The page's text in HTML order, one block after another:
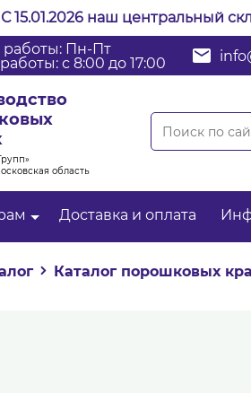
С 15.01.2026 наш центральный
работы: Пн-Пт
с 8:00 до 17:00
область
Доставка и оплата
Каталог порошковых